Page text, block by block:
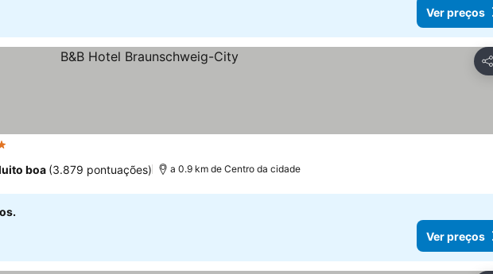
Ver preços
boa (3.879 pontuações) a 0.9 km de Centro da cidade
Ver preços